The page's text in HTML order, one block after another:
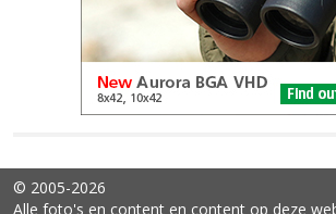
© 2005-2026
Alle foto's en content en content op deze